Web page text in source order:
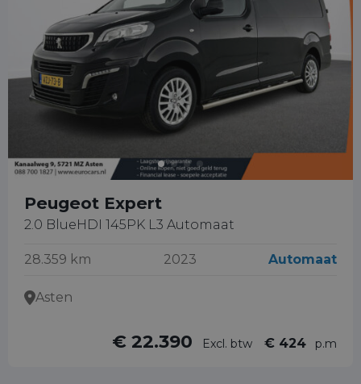
Peugeot Expert
2.0 BlueHDI 145PK L3 Automaat
28.359 km 2023 Automaat
Asten
€ 22.390 Excl. btw € 424 p.m